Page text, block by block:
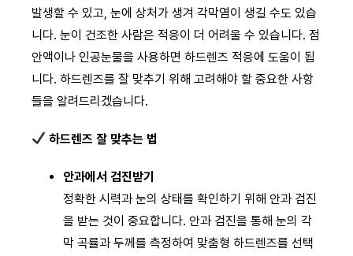
발생할 수 있고, 눈에 상처가 생겨 각막염이 생길 수도 있습
니다. 눈이 건조한 사람은 적응이 더 어려울 수 있습니다. 점
안액이나 인공눈물을 사용하면 하드렌즈 적응에 도움이 됩
니다. 하드렌즈를 잘 맞추기 위해 고려해야 할 중요한 사항
들을 알려드리겠습니다.
하드렌즈 잘 맞추는 법
안과에서 검진받기
정확한 시력과 눈의 상태를 확인하기 위해 안과 검진
을 받는 것이 중요합니다. 안과 검진을 통해 눈의 각
막 곡률과 두께를 측정하여 맞춤형 하드렌즈를 선택